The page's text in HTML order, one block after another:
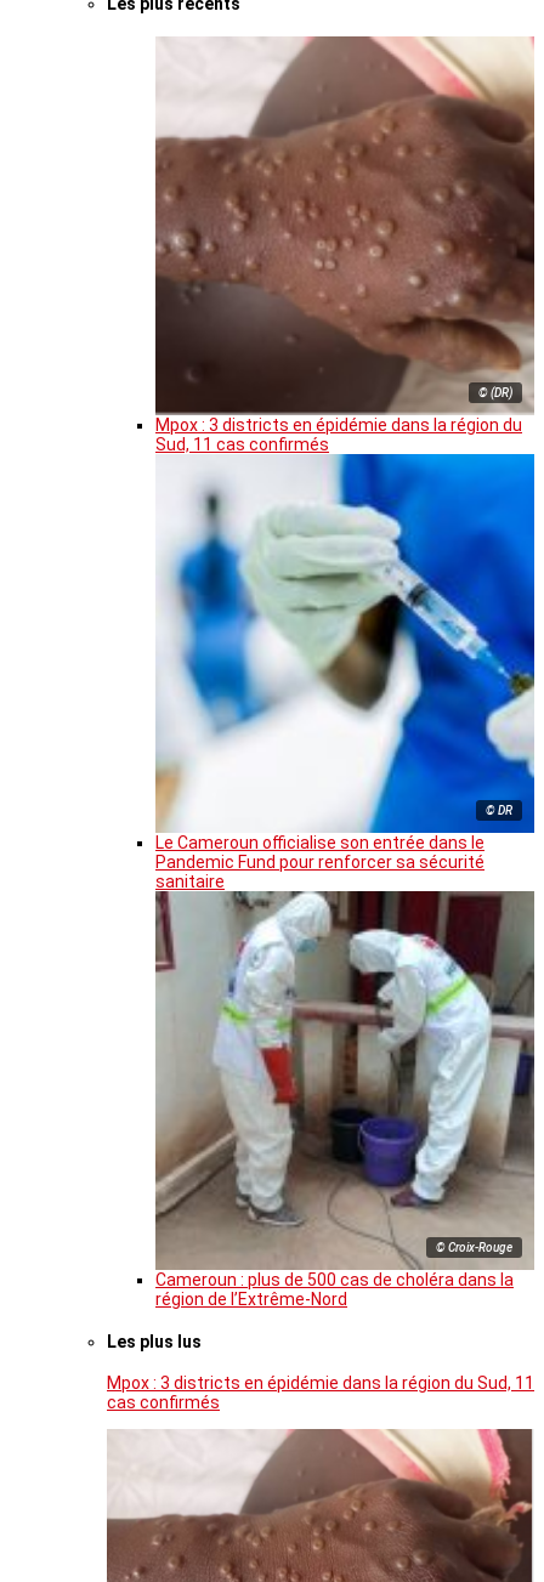
Les plus récents
© (DR)
Mpox : 3 districts en épidémie dans la région du
Sud, 11 cas confirmés
© DR
Le Cameroun officialise son entrée dans le
Pandemic Fund pour renforcer sa sécurité
sanitaire
© Croix-Rouge
Cameroun : plus de 500 cas de choléra dans la
région de l’Extrême-Nord
Les plus lus
Mpox : 3 districts en épidémie dans la région du Sud, 11
cas confirmés